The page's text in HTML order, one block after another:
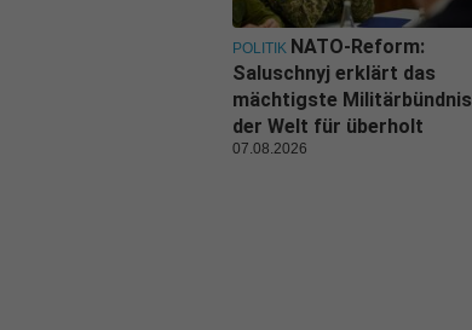
POLITIK NATO-Reform:
Saluschnyj erklärt das
mächtigste Militärbündnis
der Welt für überholt
07.08.2026